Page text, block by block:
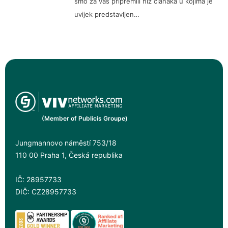
uvijek predstavljen…
(Member of Publicis Groupe)
Jungmannovo náměstí 753/18
110 00 Praha 1, Česká republika
IČ: 28957733
DIČ: CZ28957733